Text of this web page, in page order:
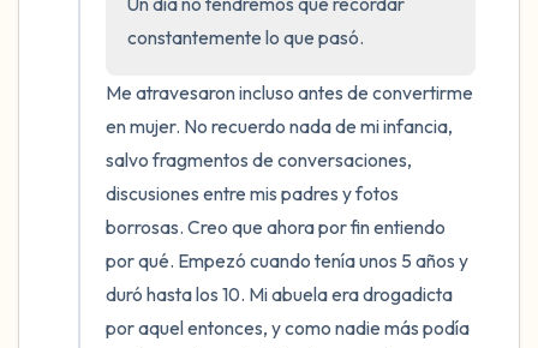
constantemente lo que pasó.
Me atravesaron incluso antes de convertirme
en mujer. No recuerdo nada de mi infancia,
salvo fragmentos de conversaciones,
discusiones entre mis padres y fotos
borrosas. Creo que ahora por fin entiendo
por qué. Empezó cuando tenía unos 5 años y
duró hasta los 10. Mi abuela era drogadicta
por aquel entonces, y como nadie más podía
5 – cosas que puedes ver (puedes mirar
dentro de la habitación y por la ventana)
4 – cosas que puedes sentir (¿qué hay
frente a ti que puedas tocar?)
3 – cosas que puedes oír
2 – cosas que puedes oler
1 – cosa que te gusta de ti mismo.